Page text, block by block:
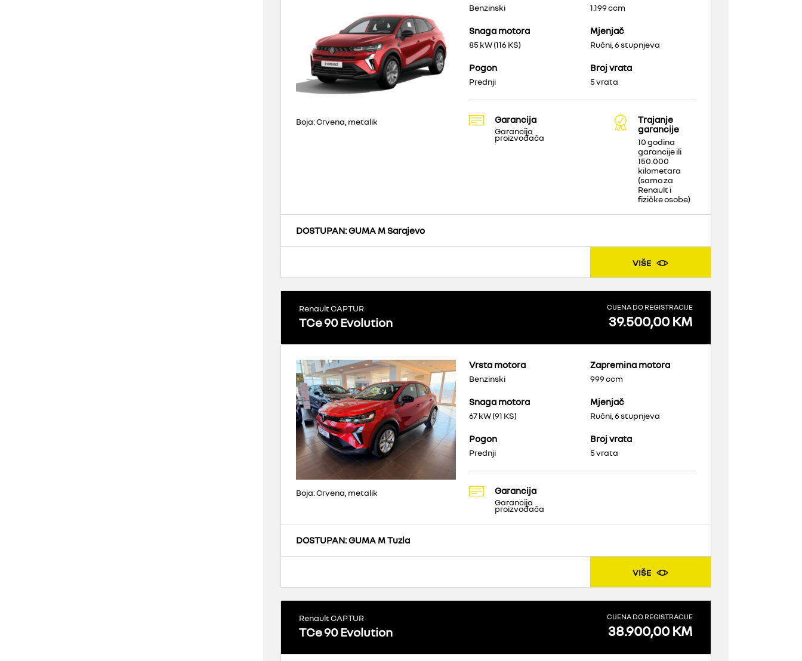
Boja: Crvena, metalik
Benzinski 1.199 ccm
Snaga motora
85 kW (116 KS)
Mjenjač
Ručni, 6 stupnjeva
Pogon
Prednji
Broj vrata
5 vrata
Garancija
Garancija
proizvođača
Trajanje
garancije
10 godina
garancije ili
150.000
kilometara
(samo za
Renault i
fizičke osobe)
DOSTUPAN: GUMA M Sarajevo
VIŠE
Renault CAPTUR
TCe 90 Evolution
CIJENA DO REGISTRACIJE
39.500,00 KM
Boja: Crvena, metalik
Vrsta motora
Benzinski
Zapremina motora
999 ccm
Snaga motora
67 kW (91 KS)
Mjenjač
Ručni, 6 stupnjeva
Pogon
Prednji
Broj vrata
5 vrata
Garancija
Garancija
proizvođača
DOSTUPAN: GUMA M Tuzla
VIŠE
Renault CAPTUR
TCe 90 Evolution
CIJENA DO REGISTRACIJE
38.900,00 KM